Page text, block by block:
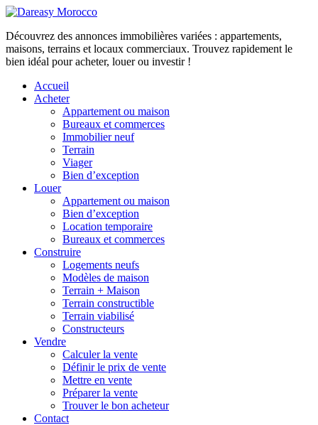
Découvrez des annonces immobilières variées : appartements,
maisons, terrains et locaux commerciaux. Trouvez rapidement le
bien idéal pour acheter, louer ou investir !
Accueil
Acheter
Appartement ou maison
Bureaux et commerces
Immobilier neuf
Terrain
Viager
Bien d’exception
Louer
Appartement ou maison
Bien d’exception
Location temporaire
Bureaux et commerces
Construire
Logements neufs
Modèles de maison
Terrain + Maison
Terrain constructible
Terrain viabilisé
Constructeurs
Vendre
Calculer la vente
Définir le prix de vente
Mettre en vente
Préparer la vente
Trouver le bon acheteur
Contact